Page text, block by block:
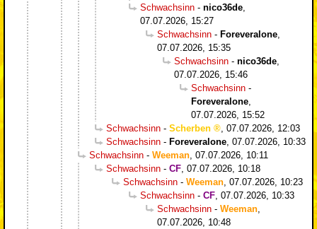
Schwachsinn - nico36de
07.07.2026, 15:27
Schwachsinn - Foreveralone
07.07.2026, 15:35
Schwachsinn - nico36de
07.07.2026, 15:46
Schwachsinn -
Foreveralone
07.07.2026, 15:52
Schwachsinn - Scherben
07.07.2026, 12:03
Schwachsinn - Foreveralone 07.07.2026, 10:33
Schwachsinn - Weeman 07.07.2026, 10:11
Schwachsinn - CF 07.07.2026, 10:18
Schwachsinn - Weeman 07.07.2026, 10:23
Schwachsinn - CF 07.07.2026, 10:33
Schwachsinn - Weeman
07.07.2026, 10:48